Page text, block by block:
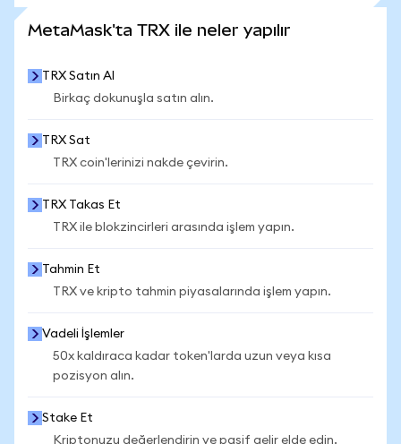
MetaMask'ta TRX ile neler yapılır
TRX Satın Al
Birkaç dokunuşla satın alın.
TRX Sat
TRX coin'lerinizi nakde çevirin.
TRX Takas Et
TRX ile blokzincirleri arasında işlem yapın.
Tahmin Et
TRX ve kripto tahmin piyasalarında işlem yapın.
Vadeli İşlemler
50x kaldıraca kadar token'larda uzun veya kısa
pozisyon alın.
Stake Et
Kriptonuzu değerlendirin ve pasif gelir elde edin.